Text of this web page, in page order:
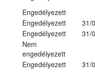
Engedélyezett
Engedélyezett
31/
Engedélyezett
31/
Nem
engedélyezett
Engedélyezett
31/